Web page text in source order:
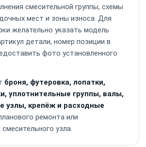
смесительной группы, схемы
мест и зоны износа. Для
желательно указать модель
детали, номер позиции в
фото установленного
броня, футеровка, лопатки,
уплотнительные группы, валы,
узлы, крепёж и расходные
ремонта или
узла.